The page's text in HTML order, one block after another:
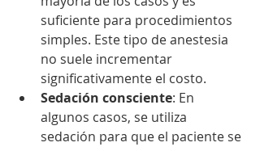
suficiente para procedimientos
simples. Este tipo de anestesia
no suele incrementar
significativamente el costo.
Sedación consciente: En
algunos casos, se utiliza
sedación para que el paciente se